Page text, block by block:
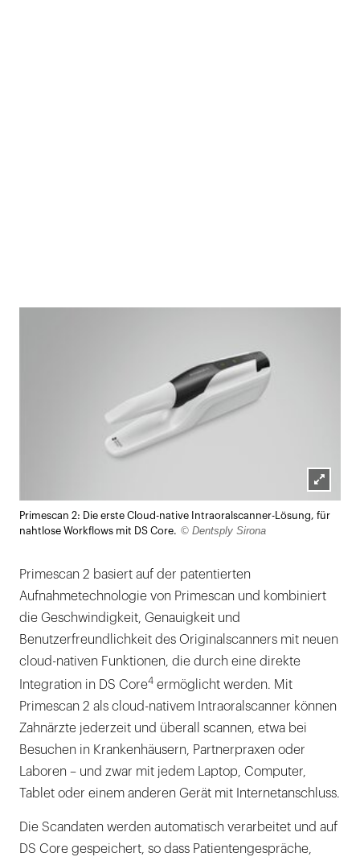
öffnen
Primescan 2: Die erste Cloud-native Intraoralscanner-Lösung, für
nahtlose Workflows mit DS Core. © Dentsply Sirona
Primescan 2 basiert auf der patentierten
Aufnahmetechnologie von Primescan und kombiniert
die Geschwindigkeit, Genauigkeit und
Benutzerfreundlichkeit des Originalscanners mit neuen
cloud-nativen Funktionen, die durch eine direkte
Integration in DS Core4 ermöglicht werden. Mit
Primescan 2 als cloud-nativem Intraoralscanner können
Zahnärzte jederzeit und überall scannen, etwa bei
Besuchen in Krankenhäusern, Partnerpraxen oder
Laboren – und zwar mit jedem Laptop, Computer,
Tablet oder einem anderen Gerät mit Internetanschluss.
Die Scandaten werden automatisch verarbeitet und auf
DS Core gespeichert, so dass Patientengespräche,